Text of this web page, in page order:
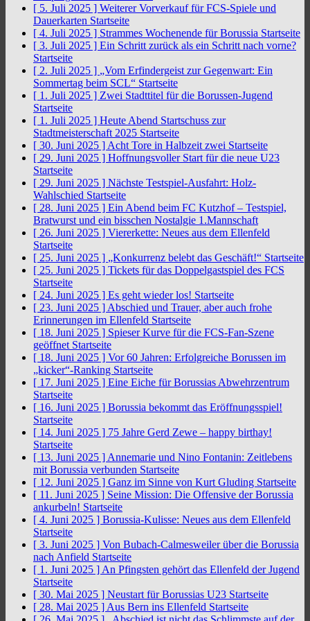
[ 5. Juli 2025 ] Weiterer Vorverkauf für FCS-Spiele und
Dauerkarten Startseite
[ 4. Juli 2025 ] Strammes Wochenende für Borussia Startseite
[ 3. Juli 2025 ] Ein Schritt zurück als ein Schritt nach vorne?
Startseite
[ 2. Juli 2025 ] „Vom Erfindergeist zur Gegenwart: Ein
Sommertag beim SCL“ Startseite
[ 1. Juli 2025 ] Zwei Stadttitel für die Borussen-Jugend
Startseite
[ 1. Juli 2025 ] Heute Abend Startschuss zur
Stadtmeisterschaft 2025 Startseite
[ 30. Juni 2025 ] Acht Tore in Halbzeit zwei Startseite
[ 29. Juni 2025 ] Hoffnungsvoller Start für die neue U23
Startseite
[ 29. Juni 2025 ] Nächste Testspiel-Ausfahrt: Holz-
Wahlschied Startseite
[ 28. Juni 2025 ] Ein Abend beim FC Kutzhof – Testspiel,
Bratwurst und ein bisschen Nostalgie 1.Mannschaft
[ 26. Juni 2025 ] Viererkette: Neues aus dem Ellenfeld
Startseite
[ 25. Juni 2025 ] „Konkurrenz belebt das Geschäft!“ Startseite
[ 25. Juni 2025 ] Tickets für das Doppelgastspiel des FCS
Startseite
[ 24. Juni 2025 ] Es geht wieder los! Startseite
[ 23. Juni 2025 ] Abschied und Trauer, aber auch frohe
Erinnerungen im Ellenfeld Startseite
[ 18. Juni 2025 ] Spieser Kurve für die FCS-Fan-Szene
geöffnet Startseite
[ 18. Juni 2025 ] Vor 60 Jahren: Erfolgreiche Borussen im
„kicker“-Ranking Startseite
[ 17. Juni 2025 ] Eine Eiche für Borussias Abwehrzentrum
Startseite
[ 16. Juni 2025 ] Borussia bekommt das Eröffnungsspiel!
Startseite
[ 14. Juni 2025 ] 75 Jahre Gerd Zewe – happy birthay!
Startseite
[ 13. Juni 2025 ] Annemarie und Nino Fontanin: Zeitlebens
mit Borussia verbunden Startseite
[ 12. Juni 2025 ] Ganz im Sinne von Kurt Gluding Startseite
[ 11. Juni 2025 ] Seine Mission: Die Offensive der Borussia
ankurbeln! Startseite
[ 4. Juni 2025 ] Borussia-Kulisse: Neues aus dem Ellenfeld
Startseite
[ 3. Juni 2025 ] Von Bubach-Calmesweiler über die Borussia
nach Anfield Startseite
[ 1. Juni 2025 ] An Pfingsten gehört das Ellenfeld der Jugend
Startseite
[ 30. Mai 2025 ] Neustart für Borussias U23 Startseite
[ 28. Mai 2025 ] Aus Bern ins Ellenfeld Startseite